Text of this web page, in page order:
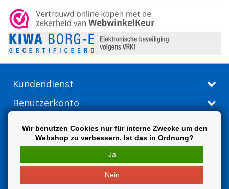
Kundendienst
Benutzerkonto
Extra
Wir benutzen Cookies nur für interne Zwecke um den
Webshop zu verbessern. Ist das in Ordnung?
Ja
Nein